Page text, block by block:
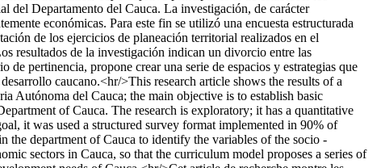
del Departamento del Cauca. La investigación, de carácter
económicas. Para este fin se utilizó una encuesta estructurada
de los ejercicios de planeación territorial realizados en el
resultados de la investigación indican un divorcio entre las
pertinencia, propone crear una serie de espacios y estrategias que
caucano.<hr/>This research article shows the results of a
Autónoma del Cauca; the main objective is to establish basic
of Cauca. The research is exploratory; it has a quantitative
it was used a structured survey format implemented in 90% of
the department of Cauca to identify the variables of the socio -
sectors in Cauca, so that the curriculum model proposes a series of